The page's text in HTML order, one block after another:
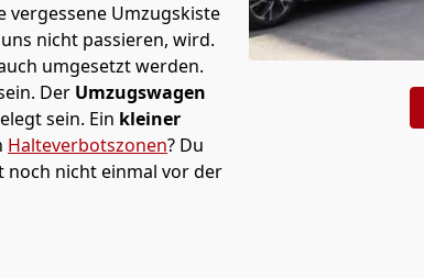
vergessene Umzugskiste
nicht passieren, wird.
umgesetzt werden.
Der Umzugswagen
sein. Ein kleiner
Halteverbotszonen? Du
noch nicht einmal vor der